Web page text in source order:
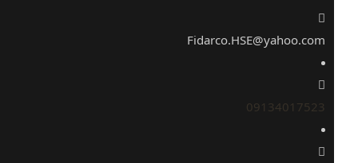
Fidarco.HSE@yahoo.com
09134017523